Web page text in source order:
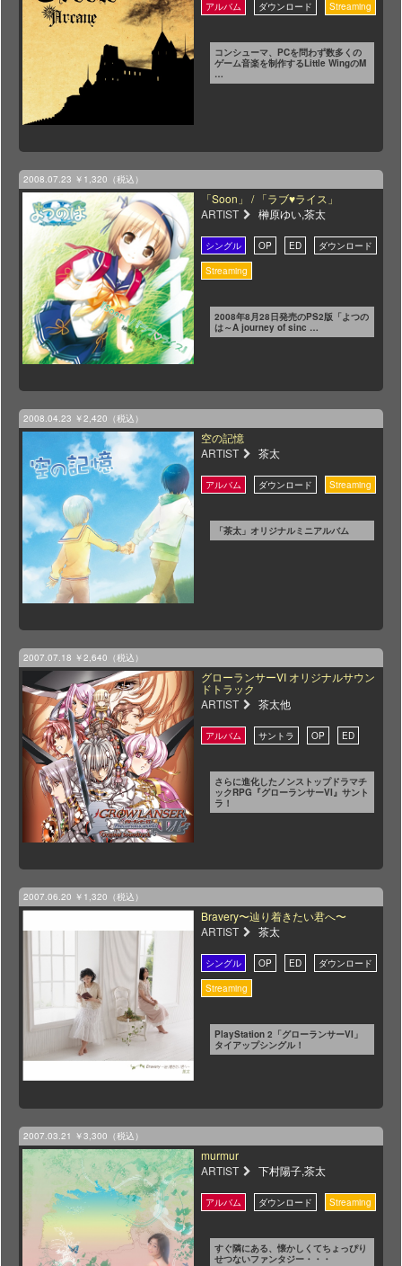
コンシューマ、PCを問わず数多くの
ゲーム音楽を制作するLittle WingのM
…
2008.07.23 ￥1,320（税込）
「Soon」 / 「ラブ♥ライス」
ARTIST
榊原ゆい,茶太
2008年8月28日発売のPS2版「よつの
は～A journey of sinc …
2008.04.23 ￥2,420（税込）
空の記憶
ARTIST
茶太
「茶太」オリジナルミニアルバム
2007.07.18 ￥2,640（税込）
グローランサーVI オリジナルサウン
ドトラック
ARTIST
茶太他
さらに進化したノンストップドラマチ
ックRPG『グローランサーVI』サント
ラ！
2007.06.20 ￥1,320（税込）
Bravery〜辿り着きたい君へ〜
ARTIST
茶太
PlayStation 2「グローランサーVI」
タイアップシングル！
2007.03.21 ￥3,300（税込）
murmur
ARTIST
下村陽子,茶太
すぐ隣にある、懐かしくてちょっぴり
せつないファンタジー・・・